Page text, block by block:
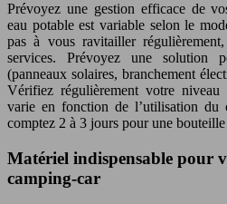
Prévoyez une gestion efficace de
eau potable est variable selon le
pas à vous ravitailler
services. Prévoyez une solution
(panneaux solaires, branchement
Vérifiez régulièrement votre niveau
varie en fonction de l’utilisation du
comptez 2 à 3 jours pour une bouteille
Matériel indispensable pour
camping-car